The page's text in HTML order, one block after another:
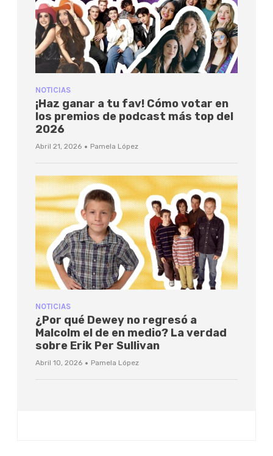
NOTICIAS
¡Haz ganar a tu fav! Cómo votar en
los premios de podcast más top del
2026
Abril 21, 2026 · Pamela López
NOTICIAS
¿Por qué Dewey no regresó a
Malcolm el de en medio? La verdad
sobre Erik Per Sullivan
Abril 10, 2026 · Pamela López